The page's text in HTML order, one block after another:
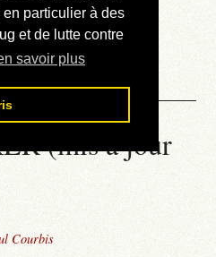
en particulier à des
et de lutte contre
savoir plus
(mis à jour
Courbis